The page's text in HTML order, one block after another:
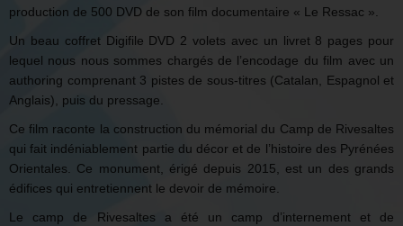
production de 500 DVD de son film documentaire « Le Ressac ».
Un beau coffret Digifile DVD 2 volets avec un livret 8 pages pour
lequel nous nous sommes chargés de l’encodage du film avec un
authoring comprenant 3 pistes de sous-titres (Catalan, Espagnol et
Anglais), puis du pressage.
Ce film raconte la construction du mémorial du Camp de Rivesaltes
qui fait indéniablement partie du décor et de l’histoire des Pyrénées
Orientales. Ce monument, érigé depuis 2015, est un des grands
édifices qui entretiennent le devoir de mémoire.
Le camp de Rivesaltes a été un camp d’internement et de